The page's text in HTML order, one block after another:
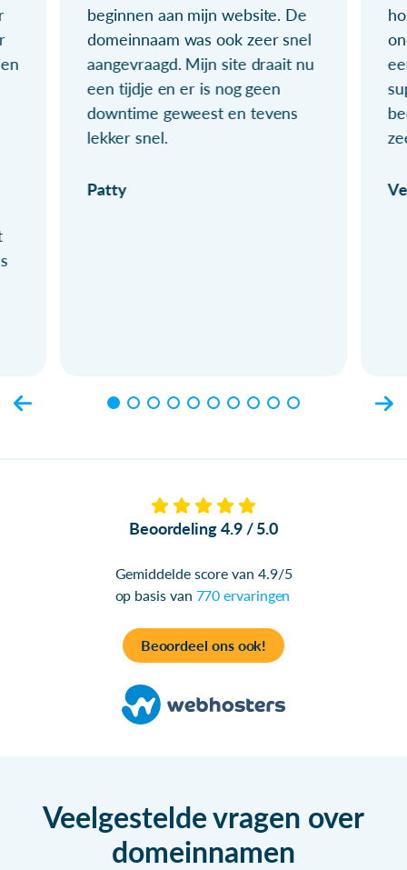
beginnen aan mijn website. De
domeinnaam was ook zeer snel
aangevraagd. Mijn site draait nu
een tijdje en er is nog geen
downtime geweest en tevens
lekker snel.
Patty
Beoordeling 4.9 / 5.0
Gemiddelde score van 4.9/5
op basis van 770 ervaringen
Beoordeel ons ook!
Veelgestelde vragen over
domeinnamen